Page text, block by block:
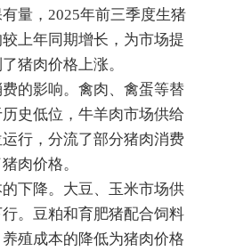
量，2025年前三季度生猪
上年同期增长，为市场提
猪肉价格上涨。
费的影响。禽肉、禽蛋等替
史低位，牛羊肉市场供给
行，分流了部分猪肉消费
肉价格。
的下降。大豆、玉米市场供
。豆粕和育肥猪配合饲料
殖成本的降低为猪肉价格